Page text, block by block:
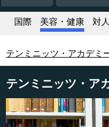
国際 美容・健康 対
テンミニッツ・アカデミ
テンミニッツ・ア